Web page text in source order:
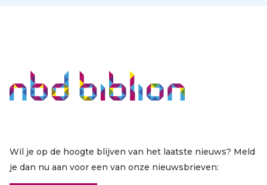
Wil je op de hoogte blijven van het laatste nieuws? Meld
je dan nu aan voor een van onze nieuwsbrieven: